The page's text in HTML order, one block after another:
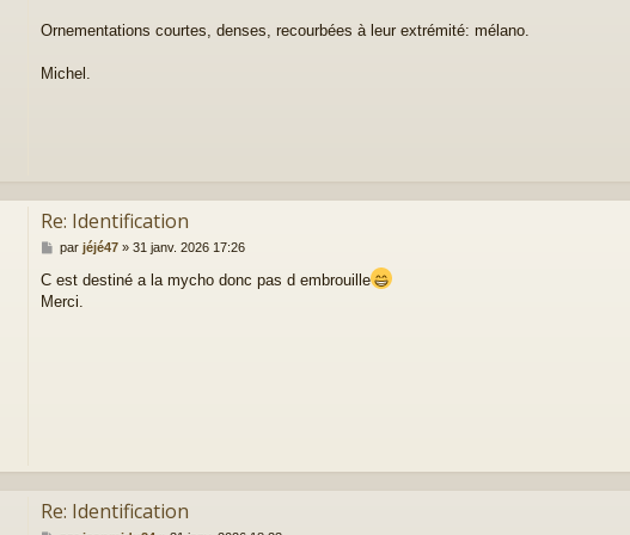
a
Ornementations courtes, denses, recourbées à leur extrémité: mélano.
Michel.
Re: Identification
M
s
s
par jéjé47» 31 janv. 2026 17:26
C est destiné a la mycho donc pas d embrouille
Merci.
Re: Identification